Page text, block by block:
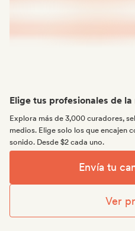
Elige tus profesionales de la
Explora más de 3,000 curadores,
medios. Elige solo los que encajen
sonido. Desde $2 cada uno.
Envía tu
Ver